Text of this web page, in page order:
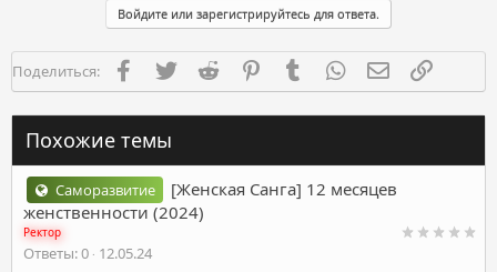
и
:
Войдите или зарегистрируйтесь для ответа.
Поделиться: FacebookTwitter Reddit PinterestTumblr WhatsAppЭлектронная
Похожие темы
Саморазвитие
[Женская Санга] 12 месяцев
женственности (2024)
Ректор
Ответы 0 12.05.24